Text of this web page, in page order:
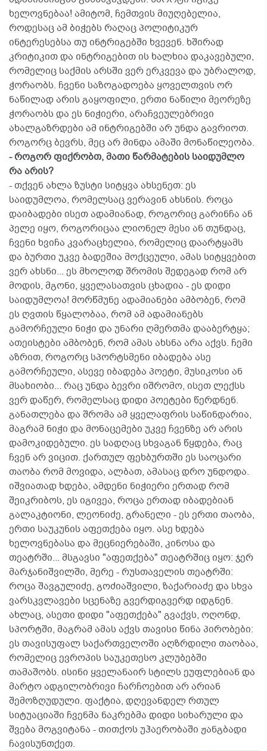
ხელოვნებაა! ამიტომ, ჩემთვის მიუღებელია,
როდესაც ამ ბიჭებს რაღაც პოლიტიკურ
ინტერესებსა თუ ინტრიგებში ხვევენ. ხშირად
კრიტიკით და ინტრიგებით ის ხალხია დაკავებული,
რომელიც საქმის არსში ვერ ერკვევა და უბრალოდ,
ჭორაობს. ჩვენი საზოგადოება ყოველთვის ორ
ნაწილად არის გაყოფილი, ერთი ნაწილი მეორეზე
ჭორაობს და ეს ნიჭიერი, არაჩვეულებრივი
ახალგაზრდები ამ ინტრიგებში არ უნდა გავრიოთ.
როგორც ბევრს, მეც არ მინდა ამაში მონაწილეობა.
- როგორ ფიქრობთ, მათი წარმატების საიდუმლო
რა არის?
- თქვენ ახლა ზუსტი სიტყვა ახსენეთ: ეს
საიდუმლოა, რომელსაც ვერავინ ახსნის. როცა
დაიბადები ისეთ ადამიანად, როგორიც გარინჩა ან
პელე იყო, როგორიცაა ლიონელ მესი ან თუნდაც,
ჩვენი ხვიჩა კვარაცხელია, რომელიც დაარტყამს
და ბურთი უკვე ბადეშია მოქცეული, ამას სიტყვებით
ვერ ახსნი... ეს მხოლოდ შრომის შედეგად რომ არ
მოდის, მგონი, ყველასათვის ცხადია - ეს დიდი
საიდუმლოა! მორწმუნე ადამიანები ამბობენ, რომ
ეს ღვთის წყალობაა, რომ ამ ადამიანებს
გამორჩეული ნიჭი და უნარი ღმერთმა დააბერტყა;
ათეისტები ამბობენ, რომ ამას ახსნა არა აქვს. ჩემი
აზრით, როგორც სპორტსმენი იბადება ასე
გამორჩეული, ასევე იბადება პოეტი, მუსიკოსი ან
მსახიობი... რაც უნდა ბევრი იშრომო, ისეთ ლექსს
ვერ დაწერ, რომელსაც დიდი პოეტები წერდნენ.
განათლება და შრომა ამ ყველაფრის საწინდარია,
მაგრამ ნიჭი და მონაცემები უკვე ჩვენზე არ არის
დამოკიდებული. ეს სადღაც სხვაგან წყდება, რაც
ჩვენ არ ვიცით. ქართულ ფეხბურთში ეს საოცარი
თაობა რომ მოვიდა, ალბათ, ამასაც დრო უნდოდა.
იშვიათად ხდება, ამდენი ნიჭიერი ერთად რომ
შეიკრიბოს, ეს იგივეა, როცა ერთად იბადებიან
გალაკტიონი, ლეონიძე, გრანელი - ეს ერთი თაობა,
ერთი საუკუნის აფეთქება იყო. ასე ხდება
ხელოვნებასა და მეცნიერებაში, კინოსა და
თეატრში... მსგავსი "აფეთქება" თეატრშიც იყო: ჯერ
მარჯანიშვილში, მერე - რუსთაველის თეატრში:
როცა შავგულიძე, გოძიაშვილი, ზაქარიაძე და სხვა
ვარსკვლავები სცენაზე გვერდიგვერდ იდგნენ.
ახლაც, ასეთი დიდი "აფეთქება" გვაქვს, ოღონდ,
სპორტში, მაგრამ ამას აქვს თავისი წინა პირობები:
ეს თავისუფალ საქართველოში აღზრდილი თაობაა,
რომელიც ევროპის საუკეთესო კლუბებში
თამაშობს. ისინი ყველანაირ სტილს ეუფლებიან და
მარტო ადგილობრივი ჩარჩოებით არ არიან
შემოზღუდული. ფაქტია, დღევანდელ რთულ
სიტუაციაში ჩვენმა ნაკრებმა დიდი სიხარული და
შვება მოგვიტანა - თითქოს უჰაერობაში ჟანგბადი
ჩავისუნთქეთ.